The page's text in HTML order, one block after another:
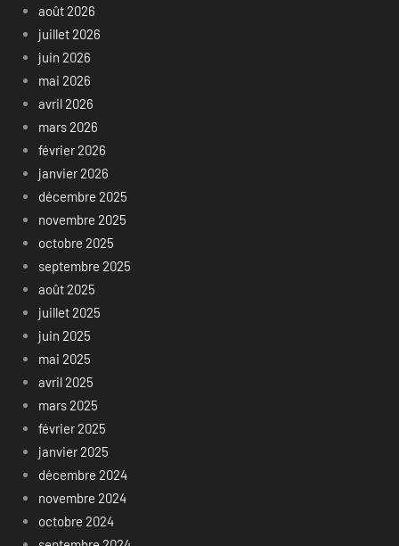
août 2026
juillet 2026
juin 2026
mai 2026
avril 2026
mars 2026
février 2026
janvier 2026
décembre 2025
novembre 2025
octobre 2025
septembre 2025
août 2025
juillet 2025
juin 2025
mai 2025
avril 2025
mars 2025
février 2025
janvier 2025
décembre 2024
novembre 2024
octobre 2024